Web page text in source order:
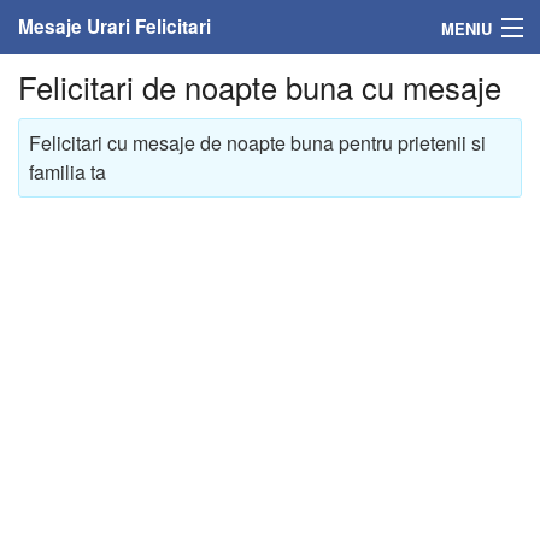
Mesaje Urari Felicitari MENIU
Home
Mesaje
Felicitari
Felicitari de noapte buna cu mesaje
Felicitari cu mesaje de noapte buna pentru prietenii si
familia ta